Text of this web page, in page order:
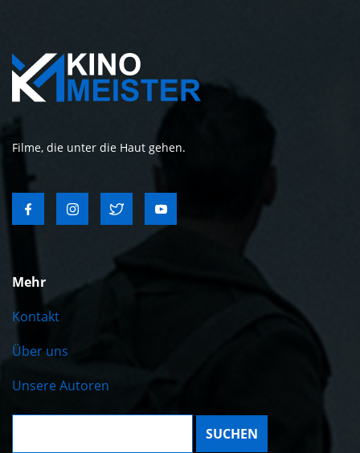
Filme, die unter die Haut gehen.
Mehr
Kontakt
Über uns
Unsere Autoren
Suche: